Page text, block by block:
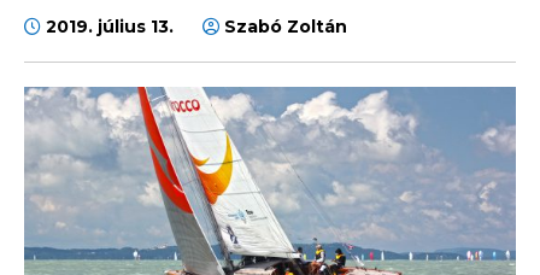
2019. július 13. Szabó Zoltán